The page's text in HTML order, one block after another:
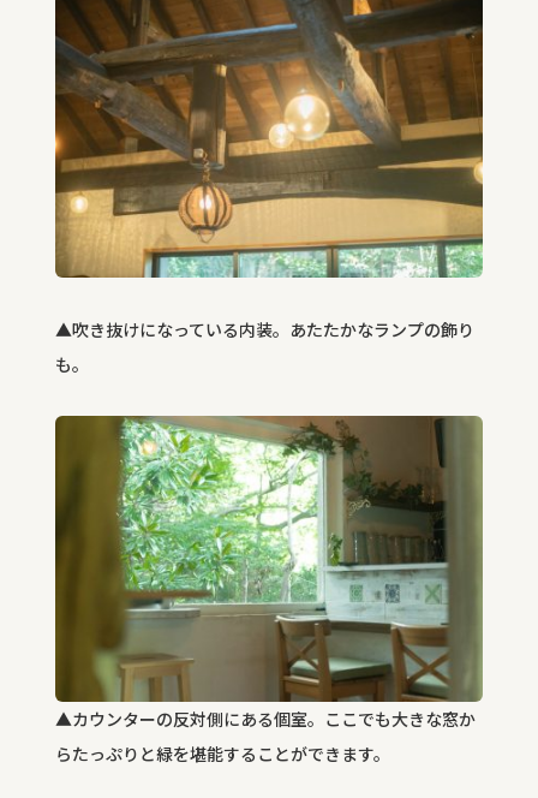
▲吹き抜けになっている内装。あたたかなランプの飾り
も。
▲カウンターの反対側にある個室。ここでも大きな窓か
らたっぷりと緑を堪能することができます。